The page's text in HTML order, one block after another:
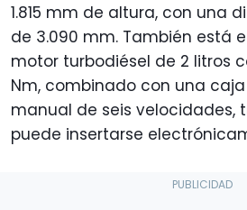
1.815 mm de altura, con una
de 3.090 mm. También está
motor turbodiésel de 2 litros
Nm, combinado con una
manual de seis velocidades,
puede insertarse